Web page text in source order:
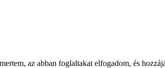
az abban foglaltakat elfogadom, és